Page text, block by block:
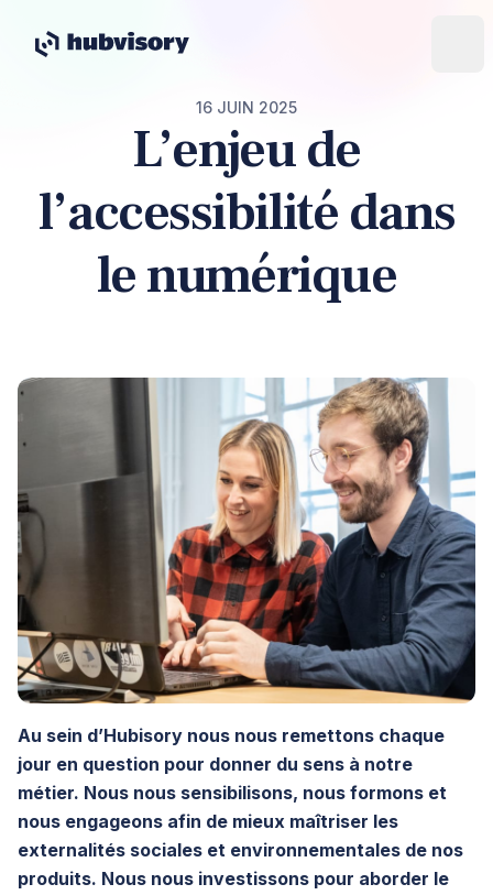
16 JUIN 2025
L’enjeu de
l’accessibilité dans
le numérique
Au sein d’Hubisory nous nous remettons chaque
jour en question pour donner du sens à notre
métier. Nous nous sensibilisons, nous formons et
nous engageons afin de mieux maîtriser les
externalités sociales et environnementales de nos
produits. Nous nous investissons pour aborder le